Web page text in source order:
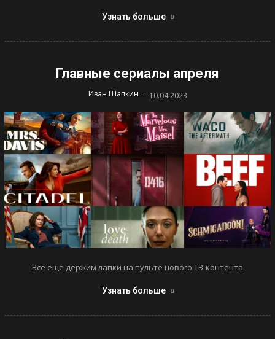
Узнать больше
Главные сериалы апреля
Иван Шапкин - 10.04.2023
Все еще держим лапки на пульте нового ТВ-контента
Узнать больше